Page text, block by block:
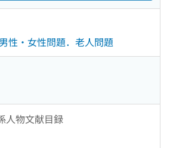
性・女性問題．老人問題
人物文献目録